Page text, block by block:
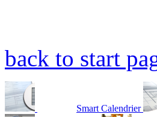
back to start
Smart Calendrier